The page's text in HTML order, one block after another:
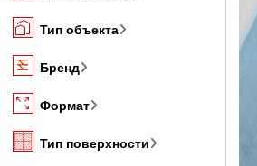
Тип объекта
Бренд
Формат
Тип поверхности